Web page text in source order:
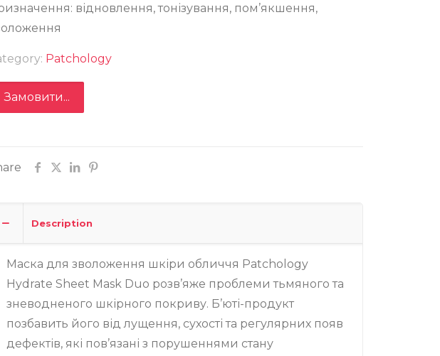
відновлення, тонізування, пом’якшення,
Patchology
Замовити...
Description
Маска для зволоження шкіри обличчя Patchology
Hydrate Sheet Mask Duo розв’яже проблеми тьмяного та
зневодненого шкірного покриву. Б’юті-продукт
позбавить його від лущення, сухості та регулярних появ
дефектів, які пов’язані з порушеннями стану
Patchology